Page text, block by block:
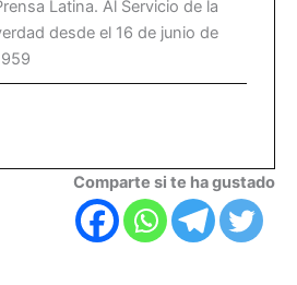
Latina. Al Servicio de la
desde el 16 de junio de
Comparte si te ha gustado